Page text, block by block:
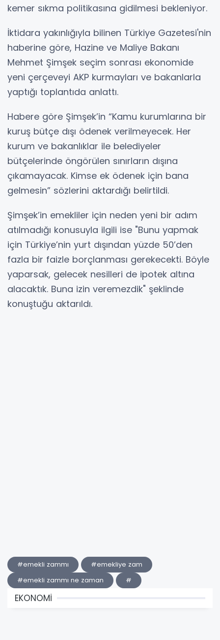
kemer sıkma politikasına gidilmesi bekleniyor.
İktidara yakınlığıyla bilinen Türkiye Gazetesi'nin
haberine göre, Hazine ve Maliye Bakanı
Mehmet Şimşek seçim sonrası ekonomide
yeni çerçeveyi AKP kurmayları ve bakanlarla
yaptığı toplantıda anlattı.
Habere göre Şimşek’in “Kamu kurumlarına bir
kuruş bütçe dışı ödenek verilmeyecek. Her
kurum ve bakanlıklar ile belediyeler
bütçelerinde öngörülen sınırların dışına
çıkamayacak. Kimse ek ödenek için bana
gelmesin” sözlerini aktardığı belirtildi.
Şimşek’in emekliler için neden yeni bir adım
atılmadığı konusuyla ilgili ise "Bunu yapmak
için Türkiye’nin yurt dışından yüzde 50’den
fazla bir faizle borçlanması gerekecekti. Böyle
yaparsak, gelecek nesilleri de ipotek altına
alacaktık. Buna izin veremezdik" şeklinde
konuştuğu aktarıldı.
#emekli zammı
#emekliye zam
#emekli zammı ne zaman
#
EKONOMİ